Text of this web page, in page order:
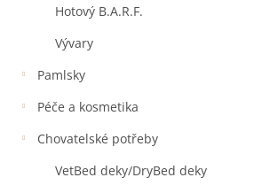
Hotový B.A.R.F.
Vývary
Pamlsky
Péče a kosmetika
Chovatelské potřeby
VetBed deky/DryBed deky